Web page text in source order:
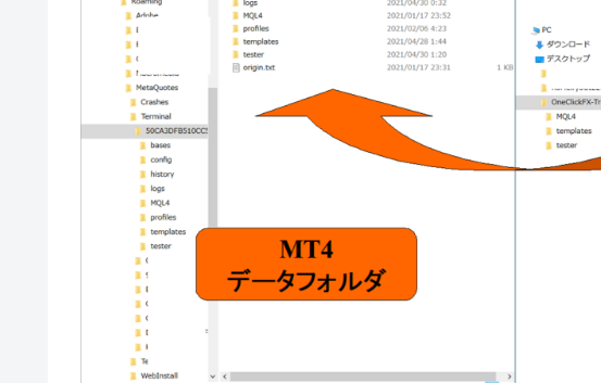
・ＳＬで自動ナンピン
・資金の指定パーセントにライン
▼ ５月２５日追加分
・簡単に損益が分かるＡＳＫラインの疑似化
・自動トレールＯＮの自動ＯＦＦを追加
▼ ５月１日追加分
・注文時のＴＰ／ＳＬを０で無効化
・利益最大化のため、決済指値でトレールをオンにする
・損益のＰＩＰＳ表示を追加
・マイナス時は赤で表示
・損益のＡＬＬ、RESULTに通貨名を追加
▼ ３月２７日分